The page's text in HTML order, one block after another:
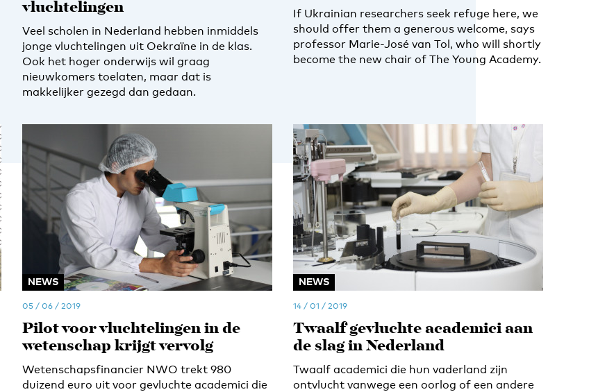
vluchtelingen
Veel scholen in Nederland hebben inmiddels
jonge vluchtelingen uit Oekraïne in de klas.
Ook het hoger onderwijs wil graag
nieuwkomers toelaten, maar dat is
makkelijker gezegd dan gedaan.
If Ukrainian researchers seek refuge here, we
should offer them a generous welcome, says
professor Marie-José van Tol, who will shortly
become the new chair of The Young Academy.
NEWS
05 / 06 / 2019
Pilot voor vluchtelingen in de
wetenschap krijgt vervolg
Wetenschapsfinancier NWO trekt 980
duizend euro uit voor gevluchte academici die
NEWS
14 / 01 / 2019
Twaalf gevluchte academici aan
de slag in Nederland
Twaalf academici die hun vaderland zijn
ontvlucht vanwege een oorlog of een andere